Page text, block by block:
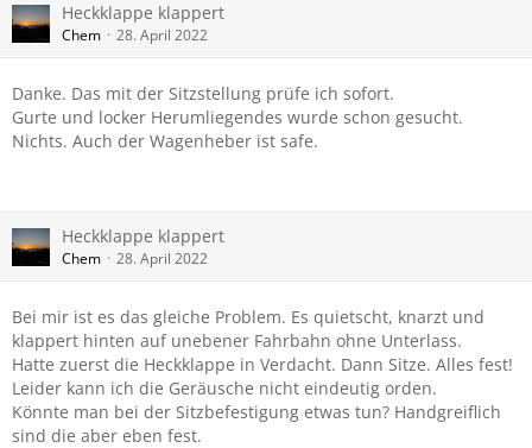
Heckklappe klappert
Chem 28. April 2022
Danke. Das mit der Sitzstellung prüfe ich sofort.
Gurte und locker Herumliegendes wurde schon gesucht.
Nichts. Auch der Wagenheber ist safe.
Heckklappe klappert
Chem 28. April 2022
Bei mir ist es das gleiche Problem. Es quietscht, knarzt und
klappert hinten auf unebener Fahrbahn ohne Unterlass.
Hatte zuerst die Heckklappe in Verdacht. Dann Sitze. Alles fest!
Leider kann ich die Geräusche nicht eindeutig orden.
Könnte man bei der Sitzbefestigung etwas tun? Handgreiflich
sind die aber eben fest.